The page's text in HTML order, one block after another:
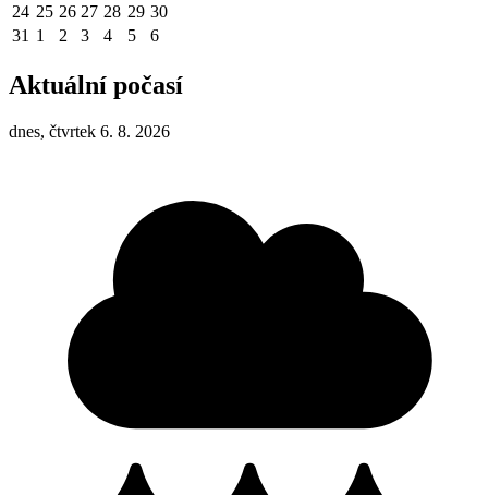
24 25 26 27 28 29 30
31 1 2 3 4 5 6
Aktuální počasí
dnes, čtvrtek 6. 8. 2026